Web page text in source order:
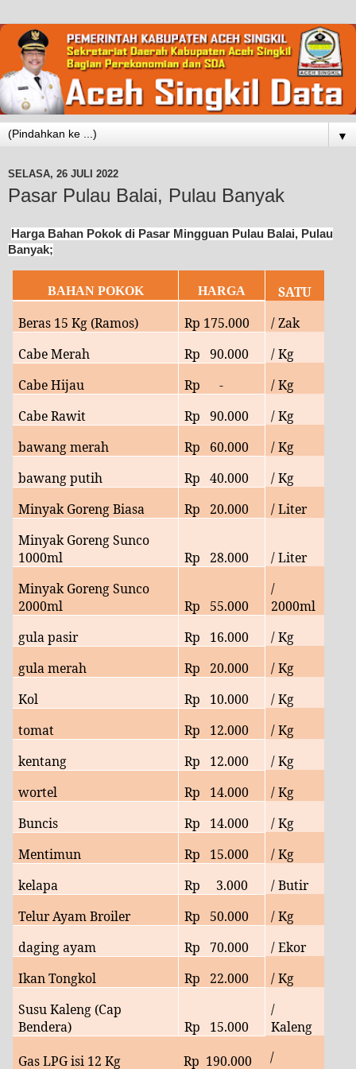
▼
SELASA, 26 JULI 2022
Pasar Pulau Balai, Pulau Banyak
Harga Bahan Pokok di Pasar Mingguan Pulau Balai, Pulau
Banyak;
BAHAN POKOK HARGA
SATU
Beras 15 Kg (Ramos)
Rp 175.000
/ Zak
Cabe Merah
Rp 90.000
/ Kg
Cabe Hijau
Rp -
/ Kg
Cabe Rawit
Rp 90.000
/ Kg
bawang merah
Rp 60.000
/ Kg
bawang putih
Rp 40.000
/ Kg
Minyak Goreng Biasa
Rp 20.000
/ Liter
Minyak Goreng Sunco
1000ml
Rp 28.000
/ Liter
Minyak Goreng Sunco
2000ml
Rp 55.000
/
2000ml
gula pasir
Rp 16.000
/ Kg
gula merah
Rp 20.000
/ Kg
Kol
Rp 10.000
/ Kg
tomat
Rp 12.000
/ Kg
kentang
Rp 12.000
/ Kg
wortel
Rp 14.000
/ Kg
Buncis
Rp 14.000
/ Kg
Mentimun
Rp 15.000
/ Kg
kelapa
Rp 3.000
/ Butir
Telur Ayam Broiler
Rp 50.000
/ Kg
daging ayam
Rp 70.000
/ Ekor
Ikan Tongkol
Rp 22.000
/ Kg
Susu Kaleng (Cap
Bendera)
Rp 15.000
/
Kaleng
Gas LPG isi 12 Kg
Rp 190.000
/